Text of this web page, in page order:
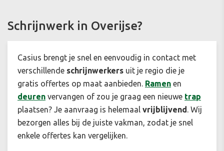
Schrijnwerk in Overijse?
Casius brengt je snel en eenvoudig in contact met
verschillende schrijnwerkers uit je regio die je
gratis offertes op maat aanbieden. Ramen en
deuren vervangen of zou je graag een nieuwe trap
plaatsen? Je aanvraag is helemaal vrijblijvend. Wij
bezorgen alles bij de juiste vakman, zodat je snel
enkele offertes kan vergelijken.